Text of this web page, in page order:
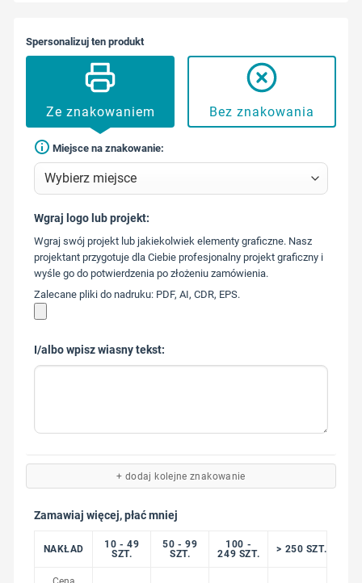
Spersonalizuj ten produkt
Ze znakowaniem Bez znakowania
Miejsce na znakowanie:
573 568
217
Wgraj logo lub projekt:
Wgraj swój projekt lub jakiekolwiek elementy graficzne. Nasz
projektant przygotuje dla Ciebie profesjonalny projekt graficzny i
wyśle go do potwierdzenia po złożeniu zamówienia.
Zalecane pliki do nadruku: PDF, AI, CDR, EPS.
I/albo wpisz wiasny tekst:
+ dodaj kolejne znakowanie
Zamawiaj więcej, płać mniej
NAKŁAD
10 - 49
SZT.
50 - 99
SZT.
100 -
249 SZT.
> 250 SZT.